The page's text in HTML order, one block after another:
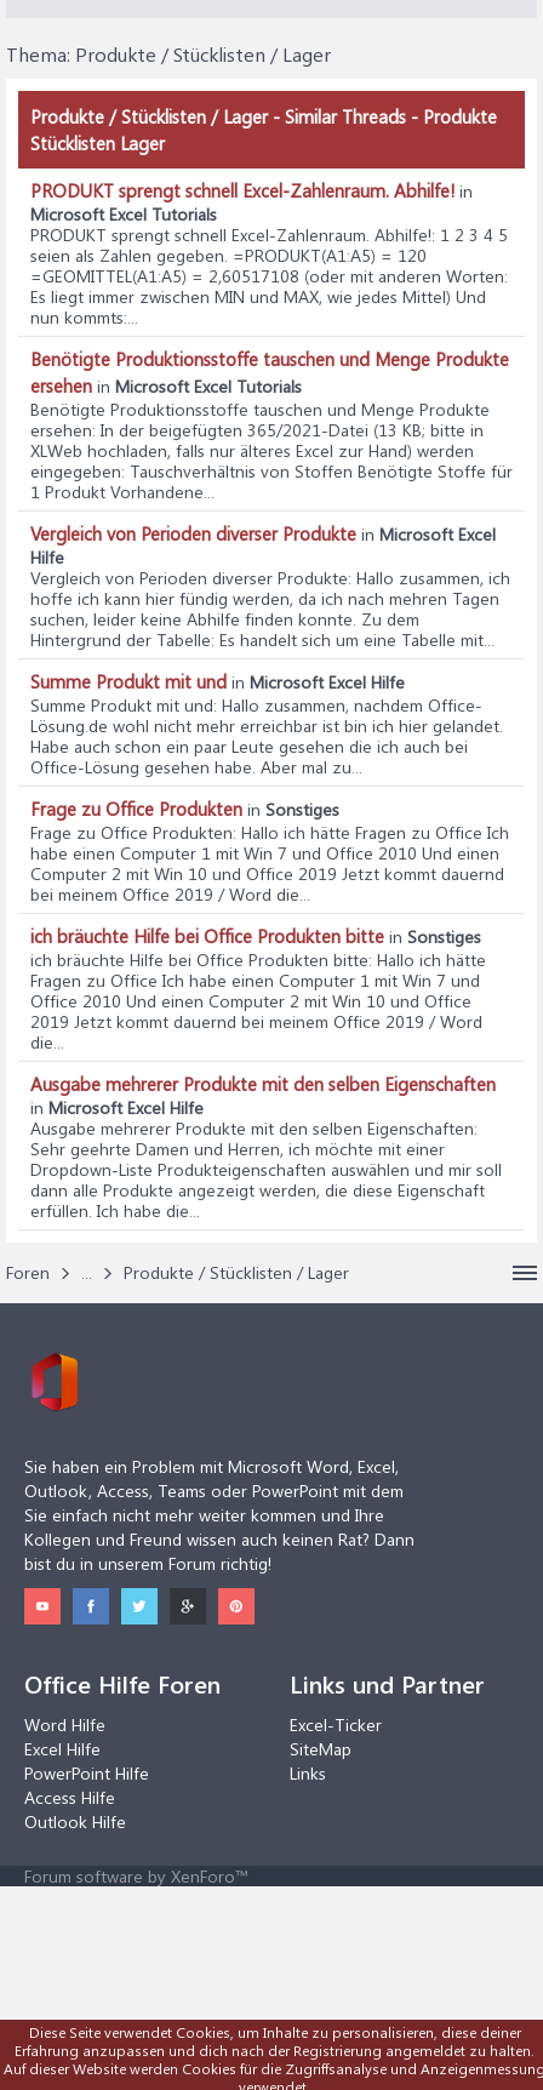
Thema: Produkte / Stücklisten / Lager
Produkte / Stücklisten / Lager - Similar Threads - Produkte
Stücklisten Lager
PRODUKT sprengt schnell Excel-Zahlenraum. Abhilfe! in
Microsoft Excel Tutorials
PRODUKT sprengt schnell Excel-Zahlenraum. Abhilfe!: 1 2 3 4 5
seien als Zahlen gegeben. =PRODUKT(A1:A5) = 120
=GEOMITTEL(A1:A5) = 2,60517108 (oder mit anderen Worten:
Es liegt immer zwischen MIN und MAX, wie jedes Mittel) Und
nun kommts:...
Benötigte Produktionsstoffe tauschen und Menge Produkte
ersehen in Microsoft Excel Tutorials
Benötigte Produktionsstoffe tauschen und Menge Produkte
ersehen: In der beigefügten 365/2021-Datei (13 KB; bitte in
XLWeb hochladen, falls nur älteres Excel zur Hand) werden
eingegeben: Tauschverhältnis von Stoffen Benötigte Stoffe für
1 Produkt Vorhandene...
Vergleich von Perioden diverser Produkte in Microsoft Excel
Hilfe
Vergleich von Perioden diverser Produkte: Hallo zusammen, ich
hoffe ich kann hier fündig werden, da ich nach mehren Tagen
suchen, leider keine Abhilfe finden konnte. Zu dem
Hintergrund der Tabelle: Es handelt sich um eine Tabelle mit...
Summe Produkt mit und in Microsoft Excel Hilfe
Summe Produkt mit und: Hallo zusammen, nachdem Office-
Lösung.de wohl nicht mehr erreichbar ist bin ich hier gelandet.
Habe auch schon ein paar Leute gesehen die ich auch bei
Office-Lösung gesehen habe. Aber mal zu...
Frage zu Office Produkten in Sonstiges
Frage zu Office Produkten: Hallo ich hätte Fragen zu Office Ich
habe einen Computer 1 mit Win 7 und Office 2010 Und einen
Computer 2 mit Win 10 und Office 2019 Jetzt kommt dauernd
bei meinem Office 2019 / Word die...
ich bräuchte Hilfe bei Office Produkten bitte in Sonstiges
ich bräuchte Hilfe bei Office Produkten bitte: Hallo ich hätte
Fragen zu Office Ich habe einen Computer 1 mit Win 7 und
Office 2010 Und einen Computer 2 mit Win 10 und Office
2019 Jetzt kommt dauernd bei meinem Office 2019 / Word
die...
Ausgabe mehrerer Produkte mit den selben Eigenschaften
in Microsoft Excel Hilfe
Ausgabe mehrerer Produkte mit den selben Eigenschaften:
Sehr geehrte Damen und Herren, ich möchte mit einer
Dropdown-Liste Produkteigenschaften auswählen und mir soll
dann alle Produkte angezeigt werden, die diese Eigenschaft
erfüllen. Ich habe die...
Foren ... Produkte / Stücklisten / Lager
Sie haben ein Problem mit Microsoft Word, Excel,
Outlook, Access, Teams oder PowerPoint mit dem
Sie einfach nicht mehr weiter kommen und Ihre
Kollegen und Freund wissen auch keinen Rat? Dann
bist du in unserem Forum richtig!
Office Hilfe Foren
Word Hilfe
Excel Hilfe
PowerPoint Hilfe
Access Hilfe
Outlook Hilfe
Links und Partner
Excel-Ticker
SiteMap
Links
Forum software by XenForo™
Diese Seite verwendet Cookies, um Inhalte zu personalisieren, diese deiner
Erfahrung anzupassen und dich nach der Registrierung angemeldet zu halten.
Auf dieser Website werden Cookies für die Zugriffsanalyse und